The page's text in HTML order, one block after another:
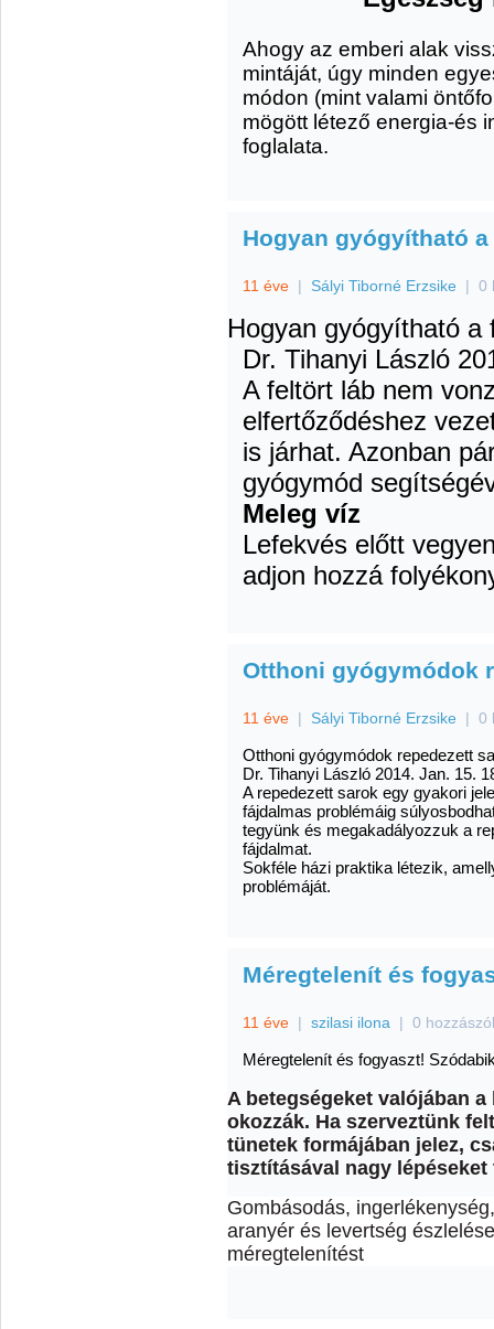
Ahogy az emberi alak
mintáját, úgy minden
módon (mint valami
mögött létező energia-és
foglalata.
Hogyan gyógyítható
11 éve | Sályi Tiborné Erzsike | 0
Hogyan gyógyítható a
Dr. Tihanyi László
A feltört láb nem
elfertőződéshez
is járhat. Azonban
gyógymód
Meleg víz
Lefekvés előtt
adjon hozzá
Otthoni gyógymódok
11 éve | Sályi Tiborné Erzsike | 0
Otthoni gyógymódok repedezett
Dr. Tihanyi László 2014. Jan. 15.
A repedezett sarok egy gyakori
fájdalmas problémáig
tegyünk és megakadályozzuk a
fájdalmat.
Sokféle házi praktika létezik,
problémáját.
Méregtelenít és
11 éve | szilasi ilona | 0
Méregtelenít és fogyaszt!
A betegségeket valójában
okozzák. Ha szerveztünk
tünetek formájában jelez,
tisztításával nagy
Gombásodás,
aranyér és levertség
méregtelenítést